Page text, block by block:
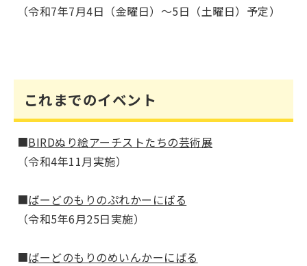
（令和7年7月4日（金曜日）～5日（土曜日）予定）
これまでのイベント
■BIRDぬり絵アーチストたちの芸術展
（令和4年11月実施）
■ばーどのもりのぷれかーにばる
（令和5年6月25日実施）
■ばーどのもりのめいんかーにばる